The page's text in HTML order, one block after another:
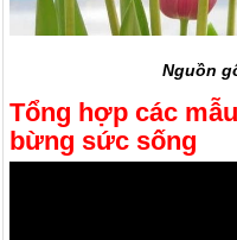
Nguồn
Tổng hợp các
bừng sức sống